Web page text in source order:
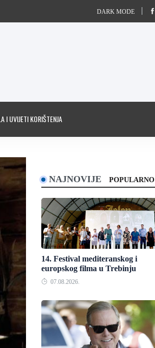
DARK MODE
I UVIJETI KORIŠTENJA
NAJNOVIJE POPULARNO
14. Festival mediteranskog i
europskog filma u Trebinju
07.08.2026.